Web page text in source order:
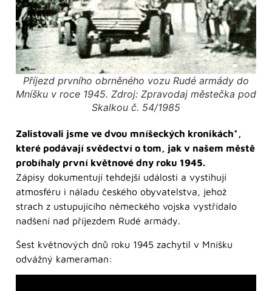
Příjezd prvního obrněného vozu Rudé armády do
Mníšku v roce 1945. Zdroj: Zpravodaj městečka pod
Skalkou č. 54/1985
Zalistovali jsme ve dvou mníšeckých kronikách*,
které podávají svědectví o tom, jak v našem městě
probíhaly první květnové dny roku 1945.
Zápisy dokumentují tehdejší události a vystihují
atmosféru i náladu českého obyvatelstva, jehož
strach z ustupujícího německého vojska vystřídalo
nadšení nad příjezdem Rudé armády.
Šest květnových dnů roku 1945 zachytil v Mníšku
odvážný kameraman: